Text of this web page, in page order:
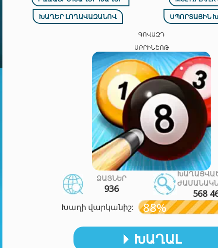
ԽԱՂԵՐ ԼՈՂԱՎԱԶԱՆՈՎ
ՍՊՈՐՏԱՅԻՆ
ԳՈՎԱԶԴ
ՍՔՐԻՆՇՈԹ
ՁԱՅՆԵՐ
936 568
Խաղի վարկանիշ: 88%
ԽԱՂԱԼ